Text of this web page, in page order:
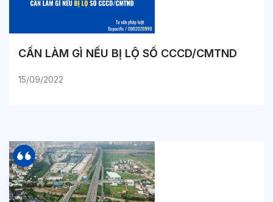
CẦN LÀM GÌ NẾU BỊ LỘ SỐ CCCD/CMTND
15/09/2022